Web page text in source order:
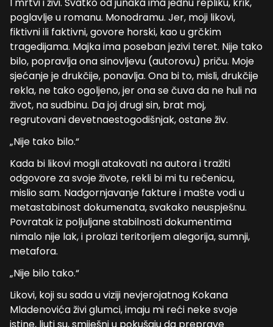
poglavlje u romanu. Monodramu. Jer, moji likovi,
fiktivni ili faktivni, govore horski, kao u grčkim
tragedijama. Majka ima poseban jezivi teret. Nije tako
bilo, popravlja ona sinovljevu (autorovu) priču. Moje
sjećanje je drukčije, ponavlja. Ona bi to, misli, drukčije
rekla, ne tako ogoljeno, jer ona se čuva da ne huli na
život, na sudbinu. Da joj drugi sin, brat moj,
regrutovani devetnaestogodišnjak, ostane živ.
„Nije tako bilo.“
Kada bi likovi mogli atakovati na autora i tražiti
odgovore za svoje živote, rekli bi mi tu rečenicu,
mislio sam. Nadgornjavanje fakture i mašte vodi u
metastabinost dokumenata, svakako neuspješnu.
Povratak iz poljuljane stabilnosti dokumentima
nimalo nije lak, i prolazi teritorijem alegorija, sumnji,
metafora.
„Nije bilo tako.“
Likovi, koji su sada u viziji nevjerojatnog Kokana
Mladenovića živi glumci, imaju mi reći neke svoje